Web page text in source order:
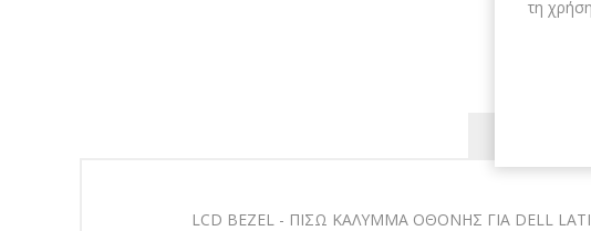
LCD BEZEL - ΠΙΣΩ ΚΑΛΥΜΜΑ ΟΘΟΝΗΣ ΓΙΑ DELL
τη